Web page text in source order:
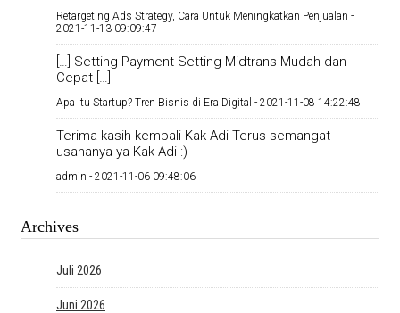
Retargeting Ads Strategy, Cara Untuk Meningkatkan Penjualan -
2021-11-13 09:09:47
[…] Setting Payment Setting Midtrans Mudah dan
Cepat […]
Apa Itu Startup? Tren Bisnis di Era Digital - 2021-11-08 14:22:48
Terima kasih kembali Kak Adi Terus semangat
usahanya ya Kak Adi :)
admin - 2021-11-06 09:48:06
Archives
Juli 2026
Juni 2026